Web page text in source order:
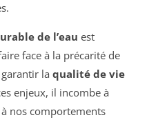
de l’eau est
face à la précarité de
la qualité de vie
enjeux, il incombe à
nos comportements